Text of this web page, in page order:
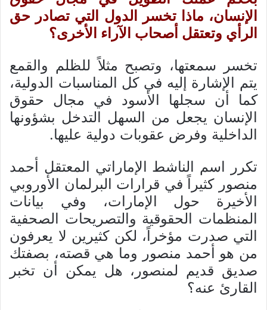
الإنسان، ماذا تخسر الدول التي تصادر حق
الرأي وتعتقل أصحاب الآراء الأخرى؟
تخسر سمعتها، وتصبح مثلاً للظلم والقمع
يتم الإشارة إليه في كل المناسبات الدولية،
كما أن سجلها الأسود في مجال حقوق
الإنسان يجعل من السهل التدخل بشؤونها
الداخلية وفرض عقوبات دولية عليها.
تكرر اسم الناشط الإماراتي المعتقل أحمد
منصور كثيراً في قرارات البرلمان الأوروبي
الأخيرة حول الإمارات، وفي بيانات
المنظمات الحقوقية والتصريحات الصحفية
التي صدرت مؤخراً، لكن كثيرين لا يعرفون
من هو أحمد منصور وما هي قصته، بصفتك
صديق قديم لمنصور، هل يمكن أن تخبر
القارئ عنه؟